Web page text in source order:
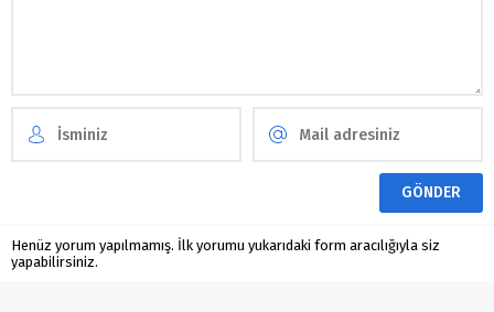
Henüz yorum yapılmamış. İlk yorumu yukarıdaki form aracılığıyla siz
yapabilirsiniz.